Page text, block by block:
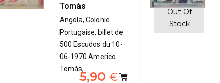
Tomás
Angola, Colonie
Portugaise, billet de
500 Escudos du 10-
06-1970 Americo
Tomás,…
5,90 €
Out Of
Stock